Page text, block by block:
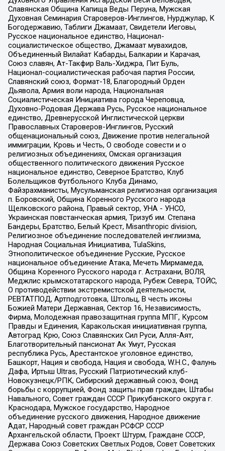
Славянская Община Капища Веды Перуна, Мужская
Духовная Семинария Староверов-Инглингов, Нурджулар, К
Богодержавию, Таблиги Джамаат, Свидетели Иеговы,
Русское национальное единство, Национал-
социалистическое общество, Джамаат мувахидов,
Объединенный Вилайат Кабарды, Балкарии и Карачая,
Союз славян, Ат-Такфир Валь-Хиджра, Пит Буль,
Национал-социалистическая рабочая партия России,
Славянский союз, Формат-18, Благородный Орден
Дьявола, Армия воли народа, Национальная
Социалистическая Инициатива города Череповца,
Духовно-Родовая Держава Русь, Русское национальное
единство, Древнерусской Инглистической церкви
Православных Староверов-Инглингов, Русский
общенациональный союз, Движение против нелегальной
иммиграции, Кровь и Честь, О свободе совести и о
религиозных объединениях, Омская организация
общественного политического движения Русское
национальное единство, Северное Братство, Клуб
Болельщиков Футбольного Клуба Динамо,
Файзрахманисты, Мусульманская религиозная организация
п. Боровский, Община Коренного Русского народа
Щелковского района, Правый сектор, УНА - УНСО,
Украинская повстанческая армия, Тризуб им. Степана
Бандеры, Братство, Белый Крест, Misanthropic division,
Религиозное объединение последователей инглиизма,
Народная Социальная Инициатива, TulaSkins,
Этнополитическое объединение Русские, Русское
национальное объединение Атака, Мечеть Мирмамеда,
Община Коренного Русского народа г. Астрахани, ВОЛЯ,
Меджлис крымскотатарского народа, Рубеж Севера, ТОЙС,
О противодействии экстремистской деятельности,
РЕВТАТПОД, Артподготовка, Штольц, В честь иконы
Божией Матери Державная, Сектор 16, Независимость,
Фирма, Молодежная правозащитная группа МПГ, Курсом
Правды и Единения, Каракольская инициативная группа,
Автоград Крю, Союз Славянских Сил Руси, Алля-Аят,
Благотворительный пансионат Ак Умут, Русская
республика Русь, Арестантское уголовное единство,
Башкорт, Нация и свобода, Нация и свобода, W.H.С., Фалунь
Дафа, Иртыш Ultras, Русский Патриотический клуб-
Новокузнецк/РПК, Сибирский державный союз, Фонд
борьбы с коррупцией, Фонд защиты прав граждан, Штабы
Навального, Совет граждан СССР Прикубанского округа г.
Краснодара, Мужское государство, Народное
объединение русского движения, Народное движение
Адат, Народный совет граждан РСФСР СССР
Архангельской области, Проект Штурм, Граждане СССР,
Держава Союз Советских Светлых Родов, Совет Советских